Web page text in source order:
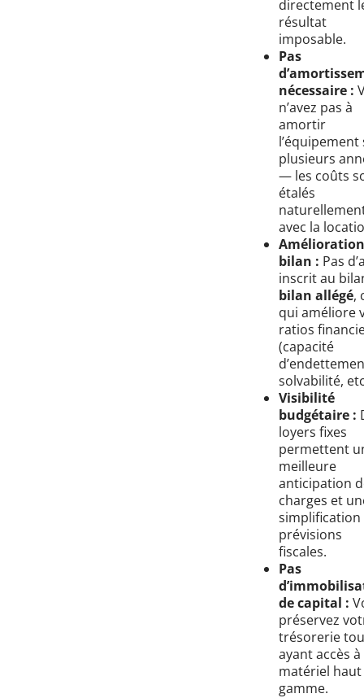
directement
résultat
imposable.
Pas
nécessaire :
n’avez pas à
amortir
l’équipement
plusieurs
— les coûts
étalés
avec la
bilan : Pas
inscrit au
bilan allégé,
qui améliore
ratios
(capacité
solvabilité,
Visibilité
budgétaire :
loyers fixes
permettent
meilleure
anticipation
charges et
simplification
prévisions
fiscales.
Pas
de capital :
préservez
trésorerie
ayant accès
matériel haut
gamme.